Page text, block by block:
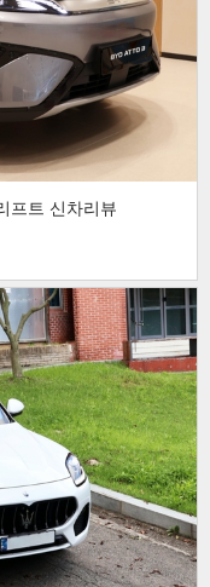
프트 신차리뷰